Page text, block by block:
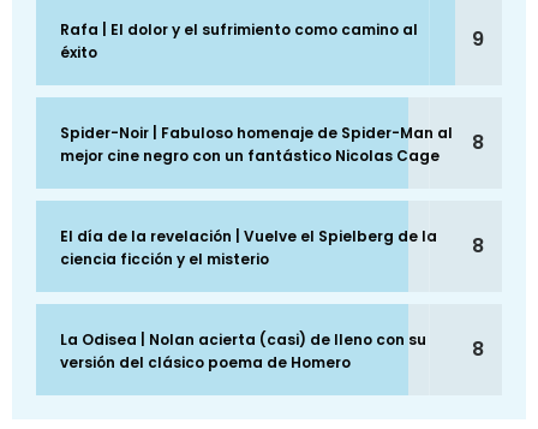
Rafa | El dolor y el sufrimiento como camino al
éxito
9
Spider-Noir | Fabuloso homenaje de Spider-Man al
mejor cine negro con un fantástico Nicolas Cage
8
El día de la revelación | Vuelve el Spielberg de la
ciencia ficción y el misterio
8
La Odisea | Nolan acierta (casi) de lleno con su
versión del clásico poema de Homero
8